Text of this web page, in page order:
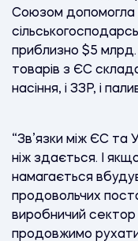
Союзом допомогла
приблизно $5
товарів з ЄС
насіння, і ЗЗР, і
“Зв’язки між ЄС та
ніж здається. І
намагається
продовольчих
виробничий сектор
продовжимо